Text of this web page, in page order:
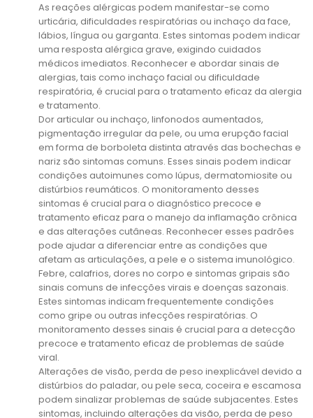
As reações alérgicas podem manifestar-se como
urticária, dificuldades respiratórias ou inchaço da face,
lábios, língua ou garganta. Estes sintomas podem indicar
uma resposta alérgica grave, exigindo cuidados
médicos imediatos. Reconhecer e abordar sinais de
alergias, tais como inchaço facial ou dificuldade
respiratória, é crucial para o tratamento eficaz da alergia
e tratamento.
Dor articular ou inchaço, linfonodos aumentados,
pigmentação irregular da pele, ou uma erupção facial
em forma de borboleta distinta através das bochechas e
nariz são sintomas comuns. Esses sinais podem indicar
condições autoimunes como lúpus, dermatomiosite ou
distúrbios reumáticos. O monitoramento desses
sintomas é crucial para o diagnóstico precoce e
tratamento eficaz para o manejo da inflamação crônica
e das alterações cutâneas. Reconhecer esses padrões
pode ajudar a diferenciar entre as condições que
afetam as articulações, a pele e o sistema imunológico.
Febre, calafrios, dores no corpo e sintomas gripais são
sinais comuns de infecções virais e doenças sazonais.
Estes sintomas indicam frequentemente condições
como gripe ou outras infecções respiratórias. O
monitoramento desses sinais é crucial para a detecção
precoce e tratamento eficaz de problemas de saúde
viral.
Alterações de visão, perda de peso inexplicável devido a
distúrbios do paladar, ou pele seca, coceira e escamosa
podem sinalizar problemas de saúde subjacentes. Estes
sintomas, incluindo alterações da visão, perda de peso